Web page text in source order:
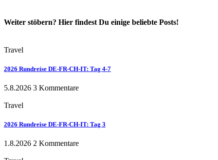
Weiter stöbern? Hier findest Du einige beliebte Posts!
Travel
2026 Rundreise DE-FR-CH-IT: Tag 4-7
5.8.2026 3 Kommentare
Travel
2026 Rundreise DE-FR-CH-IT: Tag 3
1.8.2026 2 Kommentare